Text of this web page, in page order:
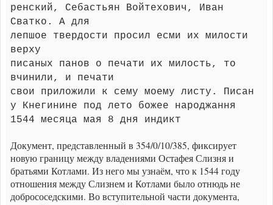
ренский, Себастьян Войтехович, Иван
Сватко. А для
лепшое твердости просил есми их милости
верху
писаных панов о печати их милость, то
вчинили, и печати
свои приложили к сему моему листу. Писан
у Кнегинине под лето божее народжання
1544 месяца мая 8 дня индикт
Документ, представленный в 354/0/10/385, фиксирует
новую границу между владениями Остафея Слизня и
братьями Котлами. Из него мы узнаём, что к 1544 году
отношения между Слизнем и Котлами было отнюдь не
добрососедскими. Во вступительной части документа,